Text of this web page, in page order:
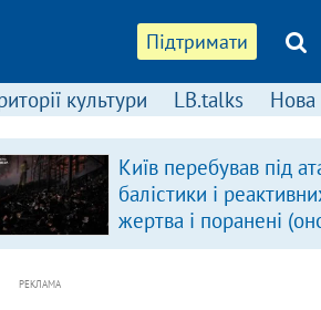
Підтримати
культури LB.talks Нова
Київ перебував під
балістики і
жертва і поранені
РЕКЛАМА